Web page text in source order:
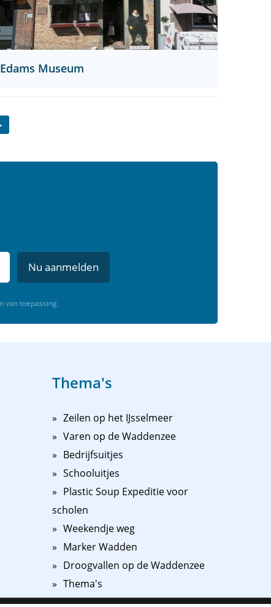
Edams Museum
Nu aanmelden
van toepassing.
Thema's
Zeilen op het IJsselmeer
Varen op de Waddenzee
Bedrijfsuitjes
Schooluitjes
Plastic Soup Expeditie voor
scholen
Weekendje weg
Marker Wadden
Droogvallen op de Waddenzee
Thema's